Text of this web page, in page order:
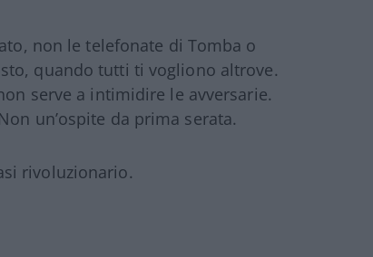
non le telefonate di Tomba o
quando tutti ti vogliono altrove.
serve a intimidire le avversarie.
un’ospite da prima serata.
rivoluzionario.